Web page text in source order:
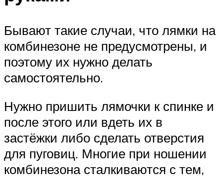
Бывают такие случаи, что лямки на
комбинезоне не предусмотрены, и
поэтому их нужно делать
самостоятельно.
Нужно пришить лямочки к спинке и
после этого или вдеть их в
застёжки либо сделать отверстия
для пуговиц. Многие при ношении
комбинезона сталкиваются с тем,